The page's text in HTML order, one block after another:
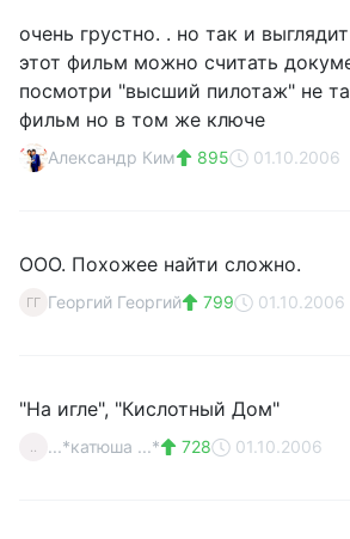
очень грустно. . но так и
этот фильм можно считать
посмотри "высший пилотаж" не
фильм но в том же ключе
Александр Ким 895 01.10.2006
ООО. Похожее найти сложно.
ГГ Георгий Георгий 799 01.10.2006
"На игле", "Кислотный Дом"
.. ...*катюша ...* 728 01.10.2006